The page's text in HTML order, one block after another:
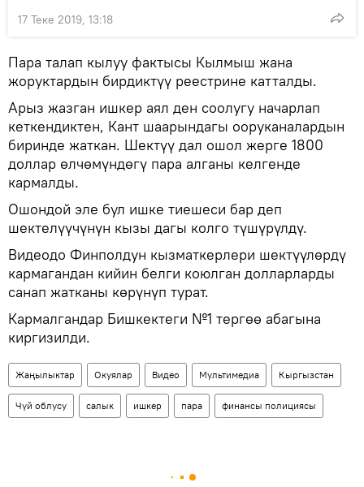
17 Теке 2019, 13:18
Пара талап кылуу фактысы Кылмыш жана
жоруктардын бирдиктүү реестрине катталды.
Арыз жазган ишкер аял ден соолугу начарлап
кеткендиктен, Кант шаарындагы ооруканалардын
биринде жаткан. Шектүү дал ошол жерге 1800
доллар өлчөмүндөгү пара алганы келгенде
кармалды.
Ошондой эле бул ишке тиешеси бар деп
шектелүүчүнүн кызы дагы колго түшүрүлдү.
Видеодо Финполдун кызматкерлери шектүүлөрдү
кармагандан кийин белги коюлган долларларды
санап жатканы көрүнүп турат.
Кармалгандар Бишкектеги №1 тергөө абагына
киргизилди.
Жаңылыктар Окуялар Видео Мультимедиа Кыргызстан
Чүй облусу салык ишкер пара финансы полициясы